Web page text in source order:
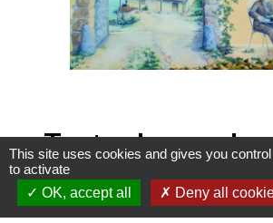
Toutes les
balades en
This site uses cookies and gives you
to activate
OK, accept all
Deny all